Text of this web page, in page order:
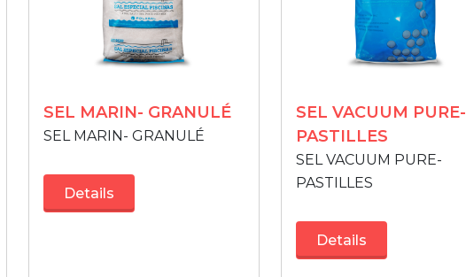
SEL MARIN- GRANULÉ
SEL MARIN- GRANULÉ
Details
SEL VACUUM PURE-
PASTILLES
SEL VACUUM PURE-
PASTILLES
Details